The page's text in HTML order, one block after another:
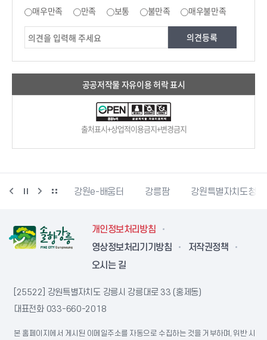
매우만족 만족 보통 불만족 매우불만족
공공저작물 자유이용 허락 표시
출처표시+상업적이용금지+변경금지
강원더몰 강원e-배움터 강릉팜 강원특별자치도청
개인정보처리방침
영상정보처리기기방침
저작권정책
오시는 길
[25522] 강원특별자치도 강릉시 강릉대로 33 (홍제동)
대표전화 033-660-2018
본 홈페이지에서 게시된 이메일주소를 자동으로 수집하는 것을 거부하며, 위반 시